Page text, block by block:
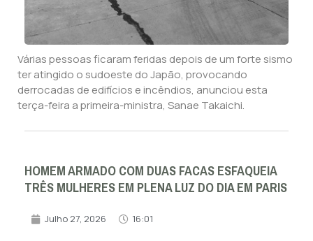
Várias pessoas ficaram feridas depois de um forte sismo
ter atingido o sudoeste do Japão, provocando
derrocadas de edifícios e incêndios, anunciou esta
terça-feira a primeira-ministra, Sanae Takaichi.
HOMEM ARMADO COM DUAS FACAS ESFAQUEIA
TRÊS MULHERES EM PLENA LUZ DO DIA EM PARIS
Julho 27, 2026 16:01